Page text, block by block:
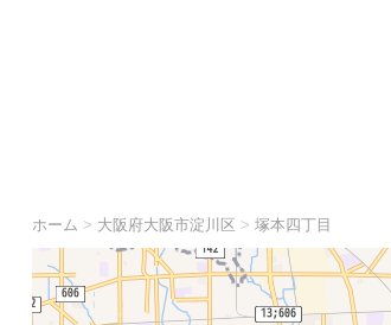
ホーム > 大阪府大阪市淀川区 > 塚本四丁目